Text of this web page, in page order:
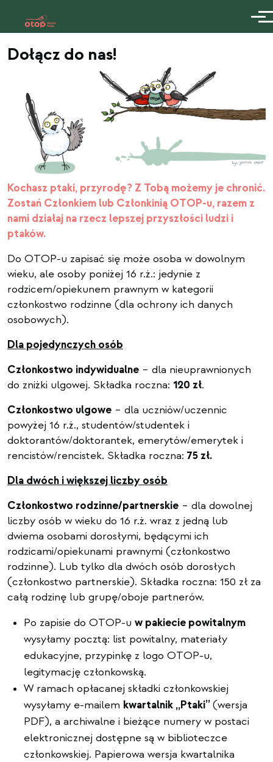
Dołącz do nas!
Kochasz ptaki, przyrodę? Z Tobą możemy je chronić.
Zostań Członkiem lub Członkinią OTOP-u, razem z
nami działaj na rzecz lepszej przyszłości ludzi i
ptaków.
Do OTOP-u zapisać się może osoba w dowolnym
wieku, ale osoby poniżej 16 r.ż.: jedynie z
rodzicem/opiekunem prawnym w kategorii
członkostwo rodzinne (dla ochrony ich danych
osobowych).
Dla pojedynczych osób
Członkostwo indywidualne – dla nieuprawnionych
do zniżki ulgowej. Składka roczna: 120 zł.
Członkostwo ulgowe – dla uczniów/uczennic
powyżej 16 r.ż., studentów/studentek i
doktorantów/doktorantek, emerytów/emerytek i
rencistów/rencistek. Składka roczna: 75 zł.
Dla dwóch i większej liczby osób
Członkostwo rodzinne/partnerskie – dla dowolnej
liczby osób w wieku do 16 r.ż. wraz z jedną lub
dwiema osobami dorosłymi, będącymi ich
rodzicami/opiekunami prawnymi (członkostwo
rodzinne). Lub tylko dla dwóch osób dorosłych
(członkostwo partnerskie). Składka roczna: 150 zł za
całą rodzinę lub grupę/oboje partnerów.
Po zapisie do OTOP-u w pakiecie powitalnym
wysyłamy pocztą: list powitalny, materiały
edukacyjne, przypinkę z logo OTOP-u,
legitymację członkowską.
W ramach opłacanej składki członkowskiej
wysyłamy e-mailem kwartalnik „Ptaki”(wersja
PDF), a archiwalne i bieżące numery w postaci
elektronicznej dostępne są w biblioteczce
członkowskiej. Papierowa wersja kwartalnika